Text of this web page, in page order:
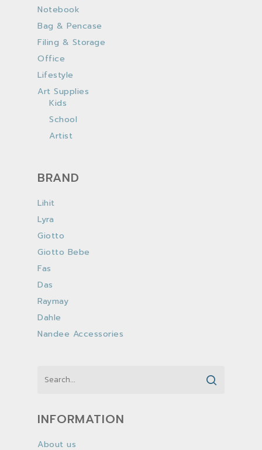
Notebook
Bag & Pencase
Filing & Storage
Office
Lifestyle
Art Supplies
Kids
School
Artist
BRAND
Lihit
Lyra
Giotto
Giotto Bebe
Fas
Das
Raymay
Dahle
Nandee Accessories
INFORMATION
About us